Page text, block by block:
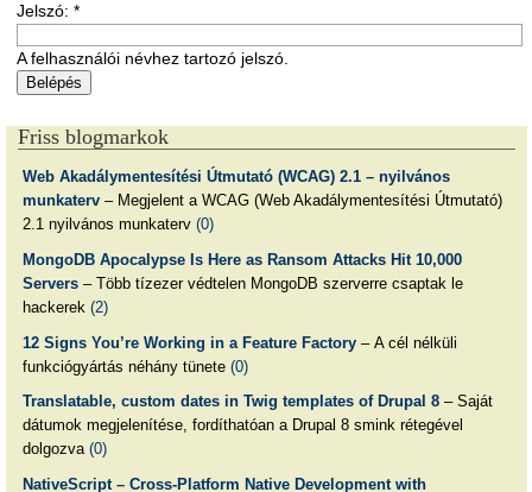
Jelszó: *
A felhasználói névhez tartozó jelszó.
Friss blogmarkok
Web Akadálymentesítési Útmutató (WCAG) 2.1 – nyilvános
munkaterv– Megjelent a WCAG (Web Akadálymentesítési Útmutató)
2.1 nyilvános munkaterv (0)
MongoDB Apocalypse Is Here as Ransom Attacks Hit 10,000
Servers– Több tízezer védtelen MongoDB szerverre csaptak le
hackerek (2)
12 Signs You’re Working in a Feature Factory– A cél nélküli
funkciógyártás néhány tünete (0)
Translatable, custom dates in Twig templates of Drupal 8– Saját
dátumok megjelenítése, fordíthatóan a Drupal 8 smink rétegével
dolgozva (0)
NativeScript – Cross-Platform Native Development with